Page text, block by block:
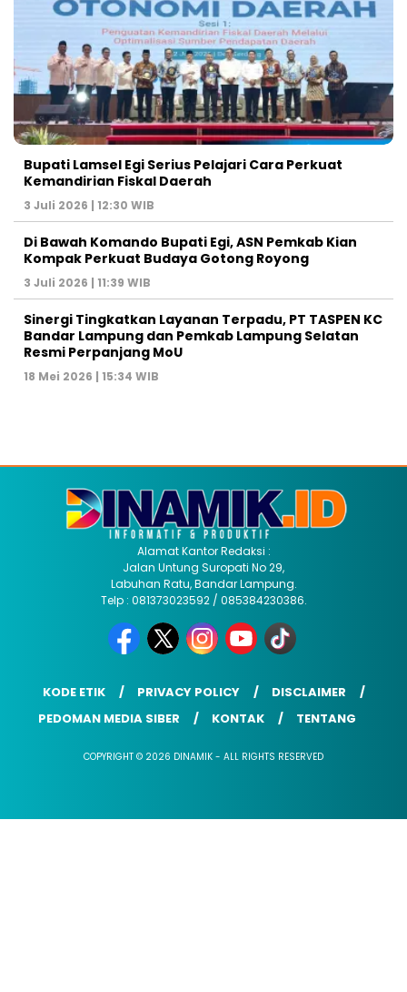
Bupati Lamsel Egi Serius Pelajari Cara Perkuat
Kemandirian Fiskal Daerah
3 Juli 2026 | 12:30 WIB
Di Bawah Komando Bupati Egi, ASN Pemkab Kian
Kompak Perkuat Budaya Gotong Royong
3 Juli 2026 | 11:39 WIB
Sinergi Tingkatkan Layanan Terpadu, PT TASPEN KC
Bandar Lampung dan Pemkab Lampung Selatan
Resmi Perpanjang MoU
18 Mei 2026 | 15:34 WIB
Alamat Kantor Redaksi :
Jalan Untung Suropati No 29,
Labuhan Ratu, Bandar Lampung.
Telp : 081373023592 / 085384230386.
KODE ETIK PRIVACY POLICY
DISCLAIMER
PEDOMAN MEDIA SIBER
KONTAK TENTANG
COPYRIGHT © 2026 DINAMIK - ALL RIGHTS RESERVED